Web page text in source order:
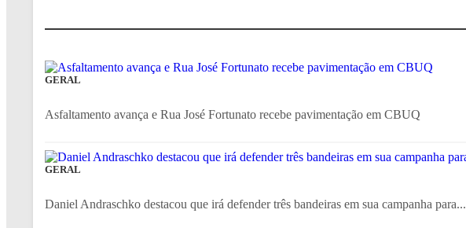
GERAL
Asfaltamento avança e Rua José Fortunato recebe pavimentação em CBUQ
GERAL
Daniel Andraschko destacou que irá defender três bandeiras em sua campanha para...